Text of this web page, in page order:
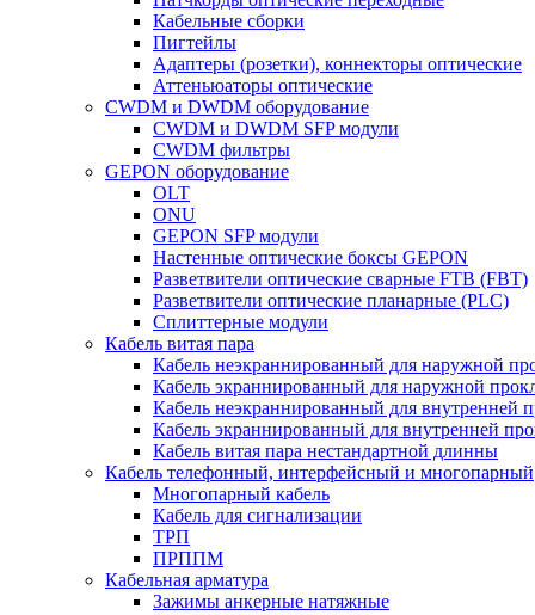
Кабельные сборки
Пигтейлы
Адаптеры (розетки), коннекторы оптические
Аттеньюаторы оптические
CWDM и DWDM оборудование
CWDM и DWDM SFP модули
CWDM фильтры
GEPON оборудование
OLT
ONU
GEPON SFP модули
Настенные оптические боксы GEPON
Разветвители оптические сварные FTB (FBT)
Разветвители оптические планарные (PLC)
Сплиттерные модули
Кабель витая пара
Кабель неэкраннированный для наружной
Кабель экраннированный для наружной
Кабель неэкраннированный для внутренней
Кабель экраннированный для внутренней
Кабель витая пара нестандартной длинны
Кабель телефонный, интерфейсный и многопарный
Многопарный кабель
Кабель для сигнализации
ТРП
ПРППМ
Кабельная арматура
Зажимы анкерные натяжные